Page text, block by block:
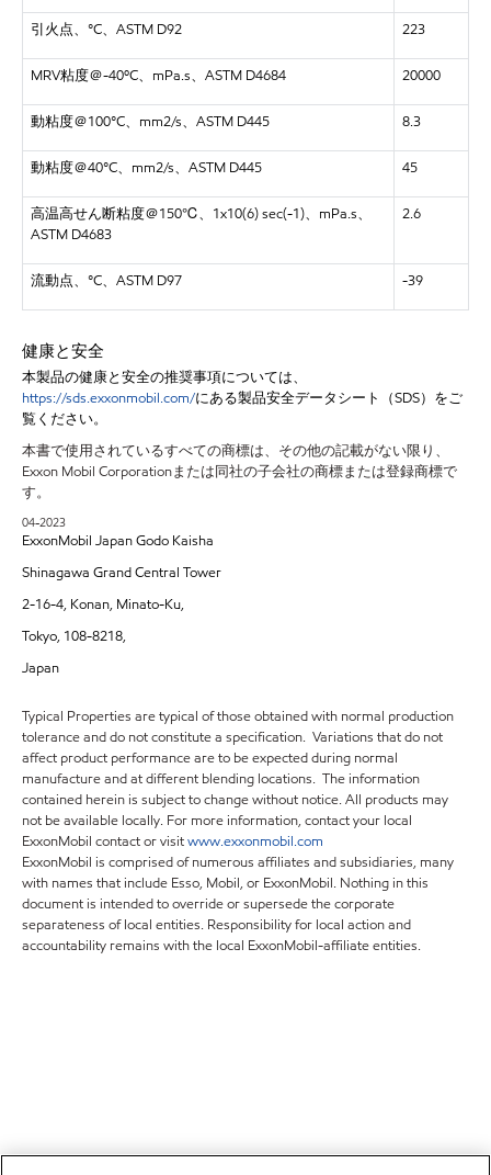
引火点、°C、ASTM D92 223
MRV粘度＠-40ºC、mPa.s、ASTM D4684 20000
動粘度＠100°C、mm2/s、ASTM D445 8.3
動粘度＠40°C、mm2/s、ASTM D445 45
高温高せん断粘度＠150℃、1x10(6) sec(-1)、mPa.s、
ASTM D4683
2.6
流動点、°C、ASTM D97 -39
健康と安全
本製品の健康と安全の推奨事項については、
https://sds.exxonmobil.com/にある製品安全データシート（SDS）をご
覧ください。
本書で使用されているすべての商標は、その他の記載がない限り、
Exxon Mobil Corporationまたは同社の子会社の商標または登録商標で
す。
04-2023
ExxonMobil Japan Godo Kaisha
Shinagawa Grand Central Tower
2-16-4, Konan, Minato-Ku,
Tokyo, 108-8218,
Japan
Typical Properties are typical of those obtained with normal production
tolerance and do not constitute a specification. Variations that do not
affect product performance are to be expected during normal
manufacture and at different blending locations. The information
contained herein is subject to change without notice. All products may
not be available locally. For more information, contact your local
ExxonMobil contact or visitwww.exxonmobil.com
ExxonMobil is comprised of numerous affiliates and subsidiaries, many
with names that include Esso, Mobil, or ExxonMobil. Nothing in this
document is intended to override or supersede the corporate
separateness of local entities. Responsibility for local action and
accountability remains with the local ExxonMobil-affiliate entities.